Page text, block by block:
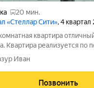
20 мин.
«Стеллар Сити», 4
отличный вариант для семьи
Квартира реализуется по
с прозрачной историей и
Характеристики объекта:
Иван
Позвонить